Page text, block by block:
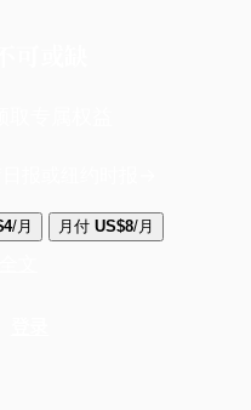
/月 月付 US$8/月